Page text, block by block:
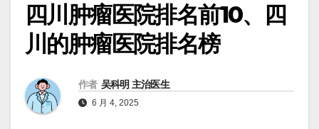
四川肿瘤医院排名前10、四
川的肿瘤医院排名榜
作者 吴科明 主治医生
6 月 4, 2025